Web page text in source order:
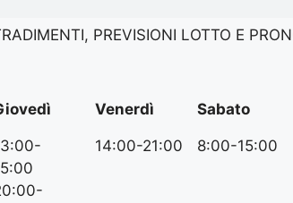
PREVISIONI LOTTO E
Venerdì Sabato
14:00-21:00 8:00-15:00